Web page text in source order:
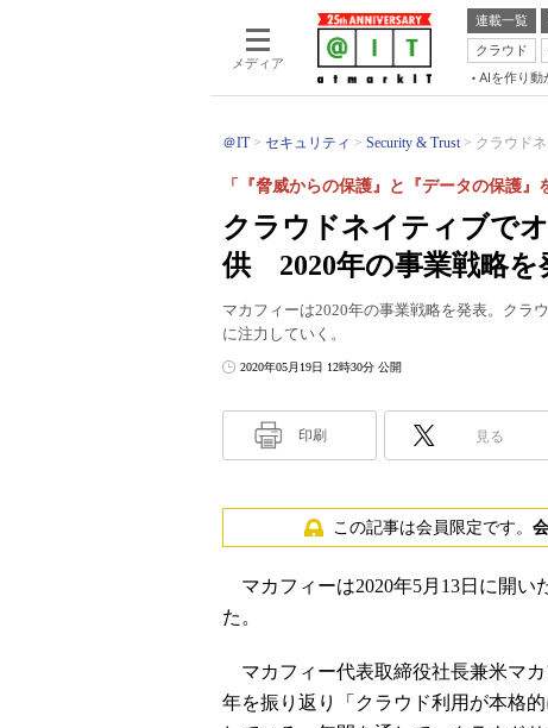
メディア
連載一覧
クラウド
AIを作り動
＠IT セキュリティ Security & Trust クラウド
クラウドネイティブで
供 2020年の事業戦略
「『脅威からの保護』と『データの保護』
マカフィーは2020年の事業戦略を発表。クラ
に注力していく。
2020年05月19日 12時30分 公開
印刷 見る
この記事は会員限定です。
マカフィーは2020年5月13日に開い
た。
マカフィー代表取締役社長兼米マ
年を振り返り「クラウド利用が本格